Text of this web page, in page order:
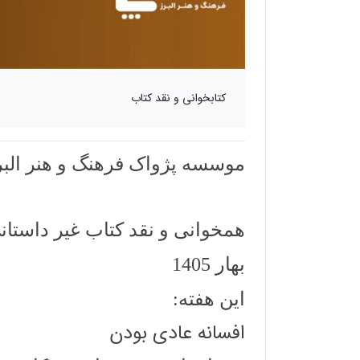
کتابخوانی و نقد کتاب
موسسه پژواک فرهنگ و هنر
همخوانی و نقد کتاب غیر
بهار 1405
این هفته:
افسانه عادی بودن